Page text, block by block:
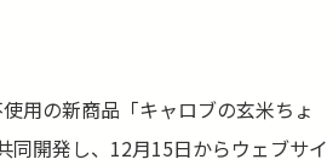
用の新商品「キャロブの玄米ちょ
同開発し、12月15日からウェブサイ